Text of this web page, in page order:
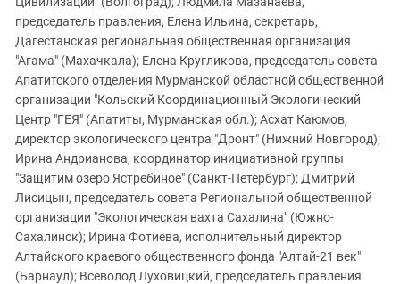
председатель правления, Елена Ильина, секретарь,
Дагестанская региональная общественная организация
"Агама" (Махачкала); Елена Кругликова, председатель совета
Апатитского отделения Мурманской областной общественной
организации "Кольский Координационный Экологический
Центр "ГЕЯ" (Апатиты, Мурманская обл.); Асхат Каюмов,
директор экологического центра "Дронт" (Нижний Новгород);
Ирина Андрианова, координатор инициативной группы
"Защитим озеро Ястребиное" (Санкт-Петербург); Дмитрий
Лисицын, председатель совета Региональной общественной
организации "Экологическая вахта Сахалина" (Южно-
Сахалинск); Ирина Фотиева, исполнительный директор
Алтайского краевого общественного фонда "Алтай-21 век"
(Барнаул); Всеволод Луховицкий, председатель правления